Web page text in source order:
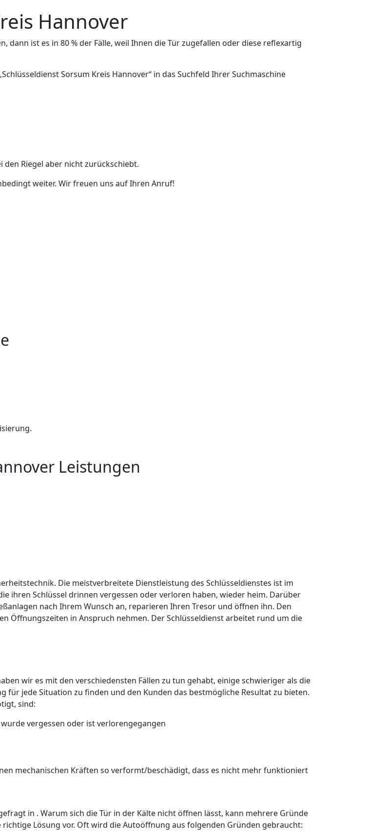
Hannover
dann ist es in 80 % der Fälle, weil Ihnen die Tür zugefallen oder diese reflexartig
Sorsum Kreis Hannover“ in das Suchfeld Ihrer Suchmaschine
den Riegel aber nicht zurückschiebt.
weiter. Wir freuen uns auf Ihren Anruf!
Leistungen
Die meistverbreitete Dienstleistung des Schlüsseldienstes ist im
ihren Schlüssel drinnen vergessen oder verloren haben, wieder heim. Darüber
nach Ihrem Wunsch an, reparieren Ihren Tresor und öffnen ihn. Den
Öffnungszeiten in Anspruch nehmen. Der Schlüsseldienst arbeitet rund um die
wir es mit den verschiedensten Fällen zu tun gehabt, einige schwieriger als die
für jede Situation zu finden und den Kunden das bestmögliche Resultat zu bieten.
sind:
vergessen oder ist verlorengegangen
mechanischen Kräften so verformt/beschädigt, dass es nicht mehr funktioniert
in . Warum sich die Tür in der Kälte nicht öffnen lässt, kann mehrere Gründe
Lösung vor. Oft wird die Autoöffnung aus folgenden Gründen gebraucht: